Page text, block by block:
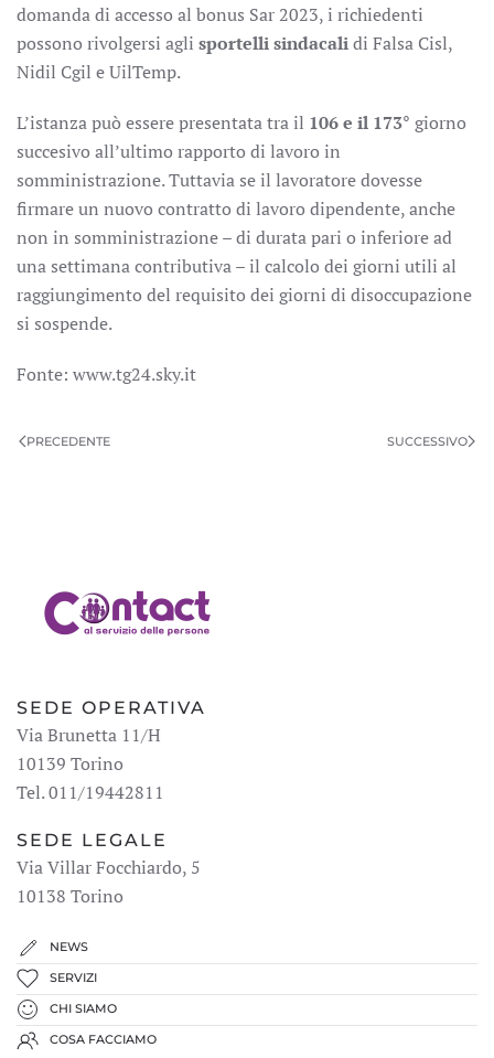
domanda di accesso al bonus Sar 2023, i richiedenti
possono rivolgersi agli sportelli sindacalidi Falsa Cisl,
Nidil Cgil e UilTemp.
L’istanza può essere presentata tra il 106 e il 173° giorno
succesivo all’ultimo rapporto di lavoro in
somministrazione. Tuttavia se il lavoratore dovesse
firmare un nuovo contratto di lavoro dipendente, anche
non in somministrazione – di durata pari o inferiore ad
una settimana contributiva – il calcolo dei giorni utili al
raggiungimento del requisito dei giorni di disoccupazione
si sospende.
Fonte: www.tg24.sky.it
PRECEDENTE SUCCESSIVO
SEDE OPERATIVA
Via Brunetta 11/H
10139 Torino
Tel. 011/19442811
SEDE LEGALE
Via Villar Focchiardo, 5
10138 Torino
NEWS
SERVIZI
CHI SIAMO
COSA FACCIAMO